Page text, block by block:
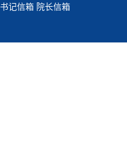
书记信箱 院长信箱